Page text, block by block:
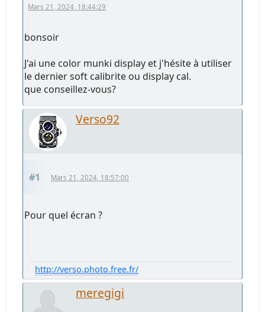
Mars 21, 2024, 18:44:29
bonsoir
J'ai une color munki display et j'hésite à utiliser
le dernier soft calibrite ou display cal.
que conseillez-vous?
Verso92
#1 Mars 21, 2024, 18:57:00
Pour quel écran ?
http://verso.photo.free.fr/
meregigi